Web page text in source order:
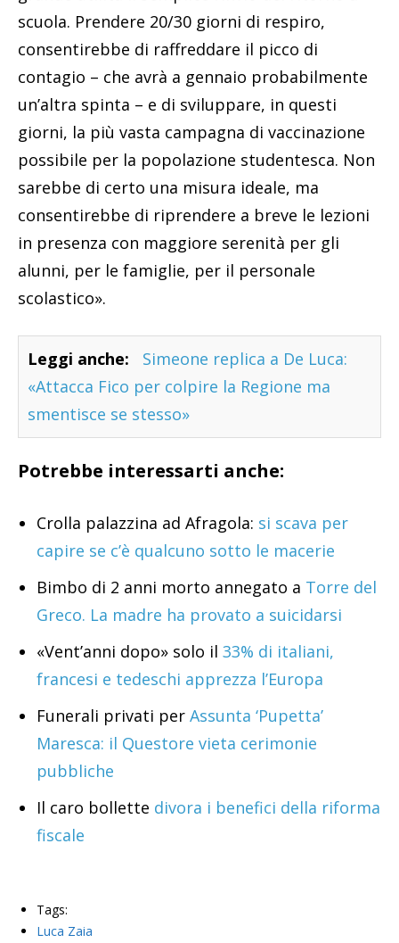
scuola. Prendere 20/30 giorni di respiro,
consentirebbe di raffreddare il picco di
contagio – che avrà a gennaio probabilmente
un’altra spinta – e di sviluppare, in questi
giorni, la più vasta campagna di vaccinazione
possibile per la popolazione studentesca. Non
sarebbe di certo una misura ideale, ma
consentirebbe di riprendere a breve le lezioni
in presenza con maggiore serenità per gli
alunni, per le famiglie, per il personale
scolastico».
Leggi anche:
Simeone replica a De Luca:
«Attacca Fico per colpire la Regione ma
smentisce se stesso»
Potrebbe interessarti anche:
Crolla palazzina ad Afragola: si scava per
capire se c’è qualcuno sotto le macerie
Bimbo di 2 anni morto annegato a Torre del
Greco. La madre ha provato a suicidarsi
«Vent’anni dopo» solo il 33% di italiani,
francesi e tedeschi apprezza l’Europa
Funerali privati per Assunta ‘Pupetta’
Maresca: il Questore vieta cerimonie
pubbliche
Il caro bollette divora i benefici della riforma
fiscale
Tags:
Luca Zaia